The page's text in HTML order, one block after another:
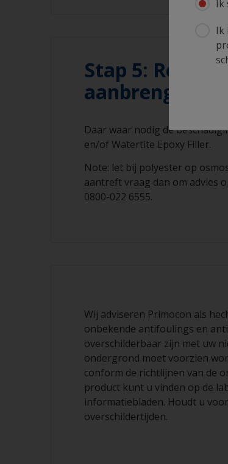
Stap 5:
aanbrengen
Daar waar nodig de
en/of Watertite Epoxy Filler.
Note: let bij polyester op
aantreft vraag dan om advies
0800-022 6555.
Wij adviseren Primocon als
onbekende antifoulings en
overschilderbaar zijn met uw
ondergrond moet voorzien
conform de richtlijnen van de
product kunt u vinden op de
informatiebladen. Houdt u
overschildertijden.
Ik
Ik